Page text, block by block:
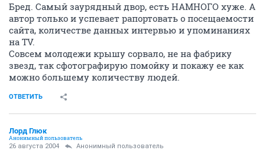
Бред. Самый заурядный двор, есть НАМНОГО хуже. А
автор только и успевает рапортовать о посещаемости
сайта, количестве данных интервью и упоминаниях
на TV.
Совсем молодежи крышу сорвало, не на фабрику
звезд, так сфотографирую помойку и покажу ее как
можно большему количеству людей.
ОТВЕТИТЬ
Лорд Глюк
Анонимный пользователь
26 августа 2004 Анонимный пользователь